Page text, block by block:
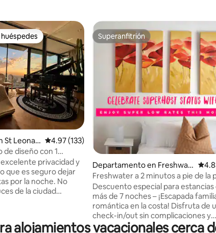
193 evaluaciones
Favorito entre huéspedes
St Leonar
Calificación promedio: 4.97 de 5; 133 evaluaciones
4.97 (133)
de diseño con 1
privacidad y
que es seguro dejar
por la noche. No
de la ciudad
a las escenas de
Escucha música
Superanfitrión
Superanfitrión
Departamento en Freshwat
er
Freshwater a 2 minutos a pie de la
estacionamiento en la calle y Wi-Fi
Descuento especial para estancias
más de 7 noches – ¡Escapada
romántica en la costa! Disfruta de un
check-in/out sin complicaciones y
relájate en este espacioso y
alojamientos vacacionales cerca